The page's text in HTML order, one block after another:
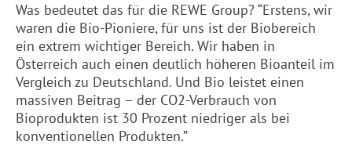
Was bedeutet das für die REWE Group? “Erstens, wir
waren die Bio-Pioniere, für uns ist der Biobereich
ein extrem wichtiger Bereich. Wir haben in
Österreich auch einen deutlich höheren Bioanteil im
Vergleich zu Deutschland. Und Bio leistet einen
massiven Beitrag – der CO2-Verbrauch von
Bioprodukten ist 30 Prozent niedriger als bei
konventionellen Produkten.”